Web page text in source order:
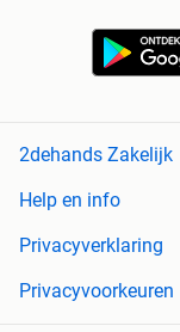
2dehands Zakelijk
Help en info
Privacyverklaring
Privacyvoorkeuren